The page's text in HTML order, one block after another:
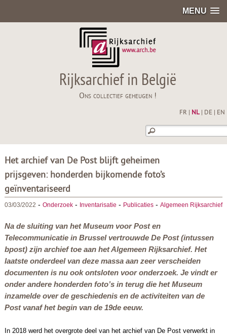
MENU
Rijksarchief in België
Ons collectief geheugen !
FR NL| DE EN
Het archief van De Post blijft geheimen
prijsgeven: honderden bijkomende foto’s
geïnventariseerd
03/03/2022 - Onderzoek- Inventarisatie - Publicaties- Algemeen Rijksarchief
Na de sluiting van hetMuseumvoor Post en
Telecommunicatiein Brussel vertrouwde De Post (intussen
bpost) zijn archief toe aan het Algemeen Rijksarchief. Het
laatste onderdeel van deze massa aan zeer verscheiden
documenten is nu ook ontsloten voor onderzoek. Je vindt er
onder andere honderden foto’s in terug die het Museum
inzamelde over de geschiedenis en de activiteiten van de
Post vanaf het begin van de 19de eeuw.
In 2018 werd het overgrote deel van het archief van De Post verwerkt in